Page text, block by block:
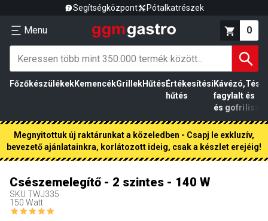
Segítségközpont Pótalkatrészek
Menu 0
FőzőkészülékekKemencékGrillekHűtés Értékesítési
hűtés
Kávézó,
fagylalt
és gofri
és
liszt
Megnyitottuk új raktárunkat a közeledben - Csapj le exkluzív,
bevezető ajánlatainkra, korlátozott ideig, csak a készlet erejéig!
Csészemelegítő - 2 szintes - 140 W
SKU TWJ335
150 Watt